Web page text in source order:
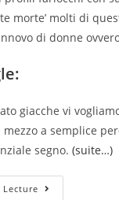
morte’ molti di
di donne
giacche vi
a semplice
segno.(suite…)
Quali